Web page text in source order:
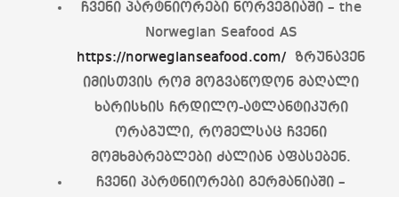
ჩვენი პარტნიორები ნორვეგიაში – the
Norwegian Seafood AS
https://norwegianseafood.com/ ზრუნავენ
იმისთვის რომ მოგვაწოდონ მაღალი
ხარისხის ჩრდილო-ატლანტიკური
ორაგული, რომელსაც ჩვენი
მომხმარებლები ძალიან აფასებენ.
ჩვენი პარტნიორები გერმანიაში –